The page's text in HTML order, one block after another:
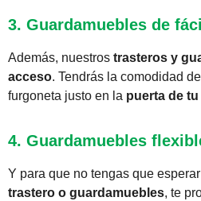
3. Guardamuebles de
Además, nuestros trasteros y
acceso. Tendrás la comodidad
furgoneta justo en la puerta de
4. Guardamuebles
Y para que no tengas que
trastero o guardamuebles, te